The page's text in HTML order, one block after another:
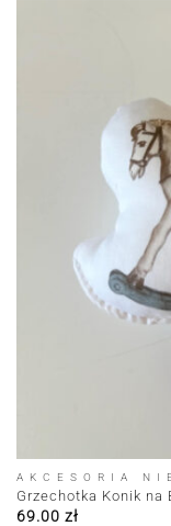
AKCESORIA
Grzechotka Konik na
69.00 zł